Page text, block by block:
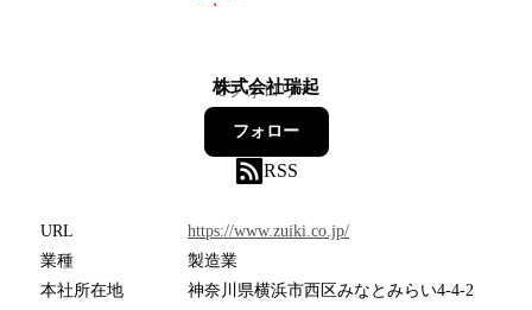
株式会社瑞起
6フォロワー
フォロー
RSS
URL
https://www.zuiki.co.jp/
業種
製造業
本社所在地
神奈川県横浜市西区みなとみらい4-4-2